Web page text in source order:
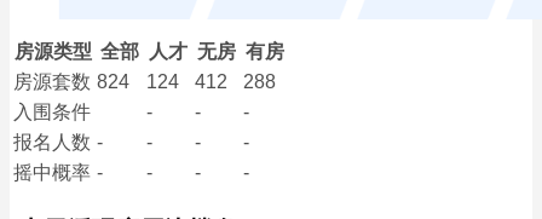
房源类型 全部 人才 无房 有房
房源套数 824 124 412
288
入围条件
- -
-
报名 人数 - - -
-
摇中概率 - - - -